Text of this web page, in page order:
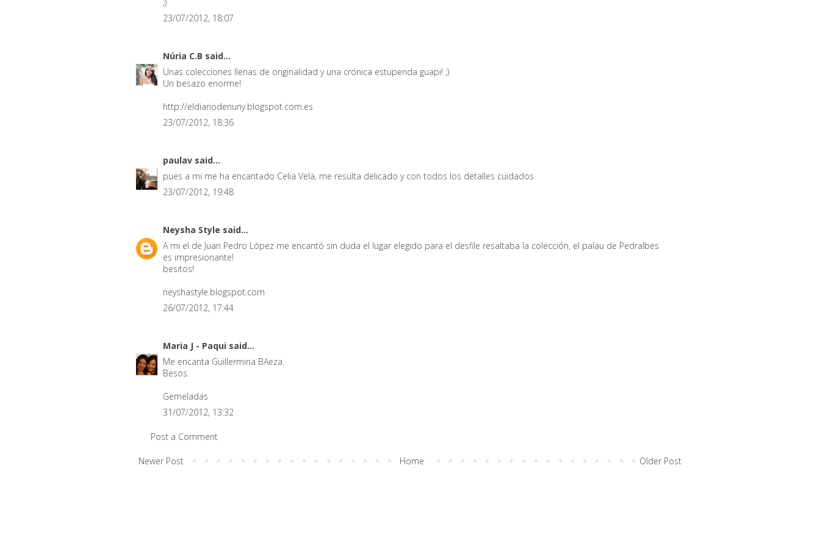
23/07/2012, 18:07
Núria C.B said...
Unas colecciones llenas de originalidad y una crónica estupenda guapi! ;)
Un besazo enorme!
http://eldiariodenuny.blogspot.com.es
23/07/2012, 18:36
paulav said...
pues a mi me ha encantado Celia Vela, me resulta delicado y con todos los detalles cuidados
23/07/2012, 19:48
Neysha Style said...
A mi el de Juan Pedro López me encantó sin duda el lugar elegido para el desfile resaltaba la colección, el palau de Pedralbes
es impresionante!
besitos!
neyshastyle.blogspot.com
26/07/2012, 17:44
Maria J - Paqui said...
Me encanta Guillermina BAeza.
Besos.
Gemeladas
31/07/2012, 13:32
Post a Comment
Newer Post Older Post
Home